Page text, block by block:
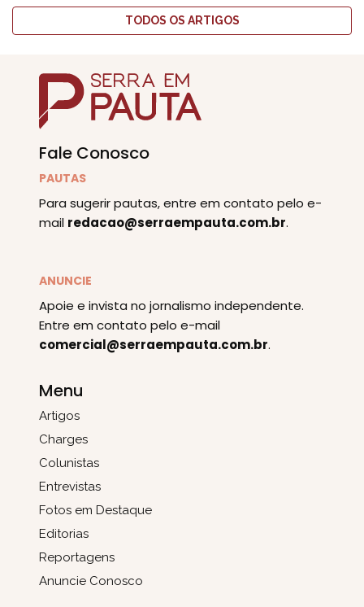
TODOS OS ARTIGOS
Fale Conosco
PAUTAS
Para sugerir pautas, entre em contato pelo e-
mail redacao@serraempauta.com.br.
ANUNCIE
Apoie e invista no jornalismo independente.
Entre em contato pelo e-mail
comercial@serraempauta.com.br.
Menu
Artigos
Charges
Colunistas
Entrevistas
Fotos em Destaque
Editorias
Reportagens
Anuncie Conosco